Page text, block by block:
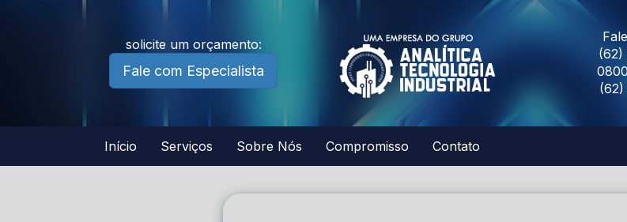
solicite um orçamento:
Fale com Especialista
(62)
(62)
Início Serviços Sobre Nós Compromisso Contato